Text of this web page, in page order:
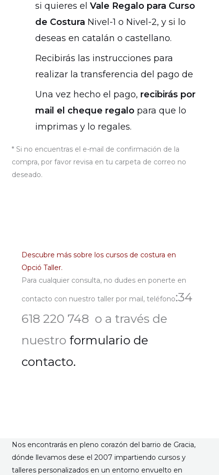
si quieres el Vale Regalo para Curso
de Costura Nivel-1 o Nivel-2, y si lo
deseas en catalán o castellano.
Recibirás las instrucciones para
realizar la transferencia del pago de
Una vez hecho el pago, recibirás por
mail el cheque regalopara que lo
imprimas y lo regales.
* Si no encuentras el e-mail de confirmación de la
compra, por favor revisa en tu carpeta de correo no
deseado.
Descubre más sobre los cursos de costura en
Opció Taller.
Para cualquier consulta, no dudes en ponerte en
contacto con nuestro taller por mail, teléfono:34
618 220 748 o a través de
nuestro formulario de
contacto.
Nos encontrarás en pleno corazón del barrio de Gracia,
dónde llevamos dese el 2007 impartiendo cursos y
talleres personalizados en un entorno envuelto en